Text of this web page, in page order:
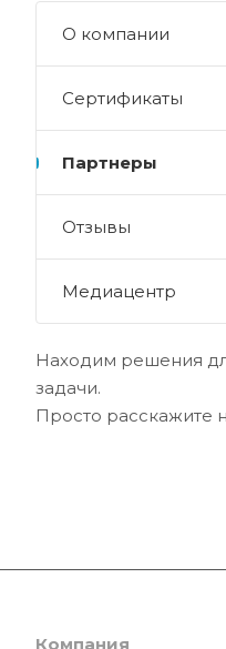
О компании
Сертификаты
Партнеры
Отзывы
Медиацентр
Находим решения
задачи.
Просто расскажите
Компания